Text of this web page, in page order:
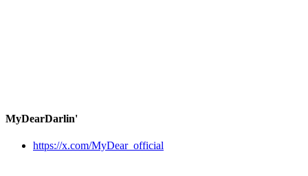
MyDearDarlin'
https://x.com/MyDear_official